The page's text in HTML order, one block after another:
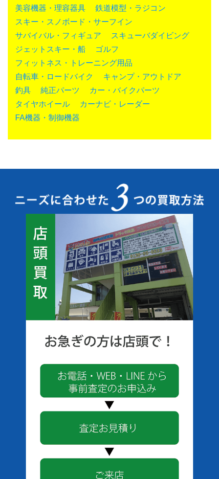
美容機器・理容器具
鉄道模型・ラジコン
スキー・スノボード・サーフイン
サバイバル・フィギュア
スキューバダイビング
ジェットスキー・船
ゴルフ
フィットネス・トレーニング用品
自転車・ロードバイク
キャンプ・アウトドア
釣具
純正パーツ
カー・バイクパーツ
タイヤホイール
カーナビ・レーダー
FA機器・制御機器